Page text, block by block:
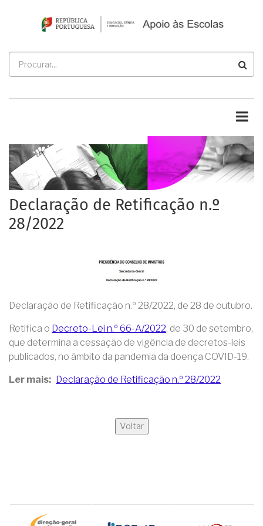
conteúdo
principal
Declaração de Retificação n.º
28/2022
Declaração de Retificação n.º 28/2022, de 28 de outubro.
Retifica o Decreto-Lei n.º 66-A/2022, de 30 de setembro,
que determina a cessação de vigência de decretos-leis
publicados, no âmbito da pandemia da doença COVID-19.
Ler mais Declaração de Retificação n.º 28/2022
Voltar